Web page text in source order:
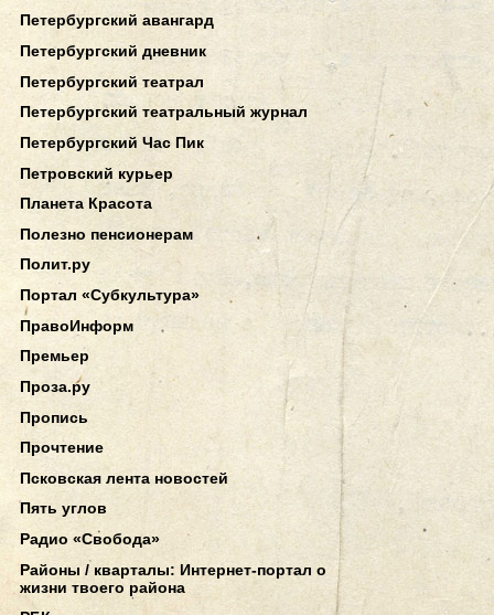
Петербургский авангард
Петербургский дневник
Петербургский театрал
Петербургский театральный журнал
Петербургский Час Пик
Петровский курьер
Планета Красота
Полезно пенсионерам
Полит.ру
Портал «Субкультура»
ПравоИнформ
Премьер
Проза.ру
Пропись
Прочтение
Псковская лента новостей
Пять углов
Радио «Свобода»
Районы / кварталы: Интернет-портал о
жизни твоего района